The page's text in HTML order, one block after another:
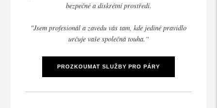
bezpečné a diskrétní prostředí.
"Jsem profesionál a zavedu vás tam, kde jediné pravidlo
určuje vaše společná touha.“
PROZKOUMAT SLUŽBY PRO PÁRY